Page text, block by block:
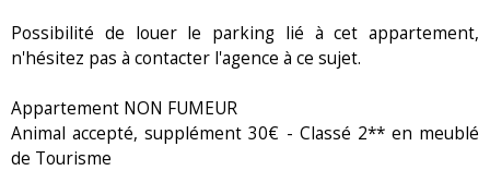
Possibilité de louer le parking lié à cet appartement,
n'hésitez pas à contacter l'agence à ce sujet.
Appartement NON FUMEUR
Animal accepté, supplément 30€ - Classé 2** en meublé
de Tourisme